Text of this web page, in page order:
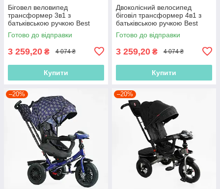
Біговел веловипед
трансформер 3в1 з
батьківською ручкою Best
Trike 55475 колеса PU 10
дюймів, Рожевий
Готово до відправки
3 259,20 ₴ 4 074 ₴
Купити
Двоколісний велосипед
біговіл трансформер 4в1 з
батьківською ручкою Best
Trike 23031 Червоний, 10
дюймів
Готово до відправки
3 259,20 ₴ 4 074 ₴
Купити
–20% –20%